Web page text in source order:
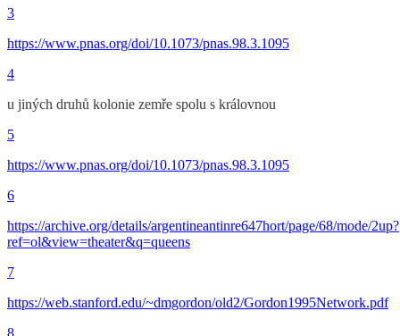
3
https://www.pnas.org/doi/10.1073/pnas.98.3.1095
4
u jiných druhů kolonie zemře spolu s královnou
5
https://www.pnas.org/doi/10.1073/pnas.98.3.1095
6
https://archive.org/details/argentineantinre647hort/page/68/mode/2up?
ref=ol&view=theater&q=queens
7
https://web.stanford.edu/~dmgordon/old2/Gordon1995Network.pdf
8